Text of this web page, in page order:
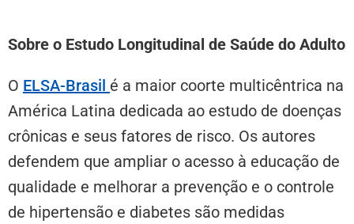
Sobre o Estudo Longitudinal de Saúde do Adulto
O ELSA-Brasil é a maior coorte multicêntrica na
América Latina dedicada ao estudo de doenças
crônicas e seus fatores de risco. Os autores
defendem que ampliar o acesso à educação de
qualidade e melhorar a prevenção e o controle
de hipertensão e diabetes são medidas